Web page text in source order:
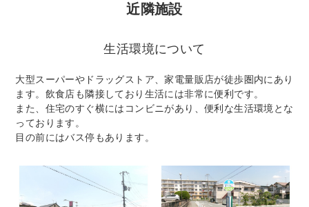
近隣施設
生活環境について
大型スーパーやドラッグストア、家電量販店が徒歩圏内にあり
ます。飲食店も隣接しており生活には非常に便利です。
また、住宅のすぐ横にはコンビニがあり、便利な生活環境とな
っております。
目の前にはバス停もあります。